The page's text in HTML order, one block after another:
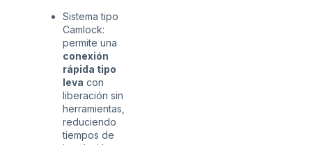
Sistema tipo
Camlock:
permite una
conexión
rápida tipo
leva con
liberación sin
herramientas,
reduciendo
tiempos de